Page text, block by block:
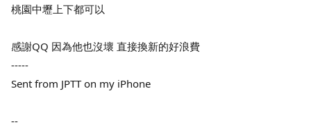
桃園中壢上下都可以
感謝QQ 因為他也沒壞 直接換新的好浪費
-----
Sent from JPTT on my iPhone
--